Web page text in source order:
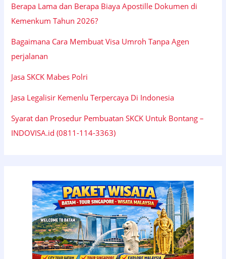
Berapa Lama dan Berapa Biaya Apostille Dokumen di
Kemenkum Tahun 2026?
Bagaimana Cara Membuat Visa Umroh Tanpa Agen
perjalanan
Jasa SKCK Mabes Polri
Jasa Legalisir Kemenlu Terpercaya Di Indonesia
Syarat dan Prosedur Pembuatan SKCK Untuk Bontang –
INDOVISA.id (0811-114-3363)